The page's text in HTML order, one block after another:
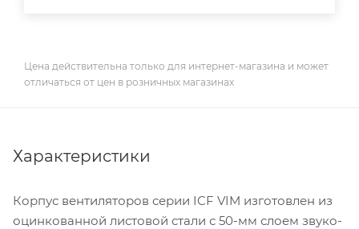
Цена действительна только для интернет-магазина и может
отличаться от цен в розничных магазинах
Характеристики
Корпус вентиляторов серии ICF VIM изготовлен из
оцинкованной листовой стали с 50-мм слоем звуко-